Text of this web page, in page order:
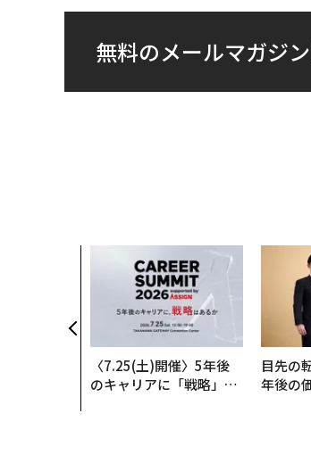
無料のメールマガジ
〈7.25(土)開催〉5年後
のキャリアに「戦略」は
目先の
年後の